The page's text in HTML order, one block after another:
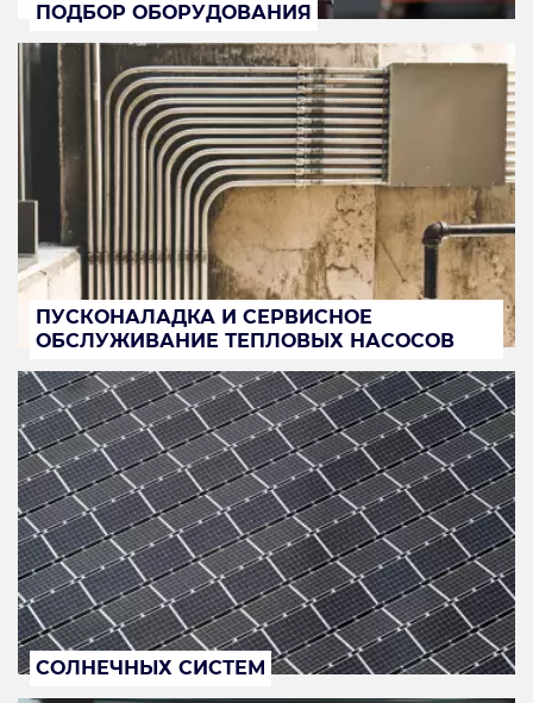
ПОДБОР ОБОРУДОВАНИЯ
ПУСКОНАЛАДКА И СЕРВИСНОЕ
ОБСЛУЖИВАНИЕ ТЕПЛОВЫХ НАСОСОВ
СОЛНЕЧНЫХ СИСТЕМ